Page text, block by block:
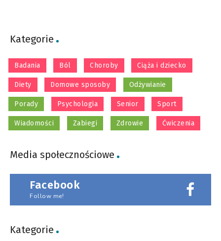
Kategorie
Badania Ból Choroby Ciąża i dziecko
Diety Domowe sposoby Odżywianie
Porady Psychologia Senior Sport
Wiadomości Zabiegi Zdrowie Ćwiczenia
Media społecznościowe
Facebook
Follow me!
Kategorie